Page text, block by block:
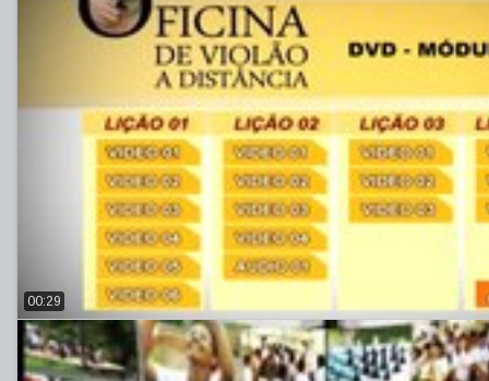
00:29